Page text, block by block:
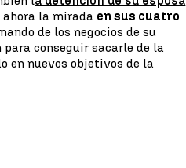
ahora la mirada en sus cuatro
de los negocios de su
conseguir sacarle de la
en nuevos objetivos de la